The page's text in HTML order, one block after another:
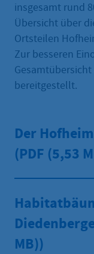
insgesamt rund
Übersicht über
Ortsteilen
Zur besseren
bereitgestellt.
Der
(PDF (5,53
MB))